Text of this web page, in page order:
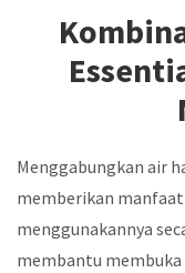
Menggabungkan air
memberikan
menggunakannya
membantu